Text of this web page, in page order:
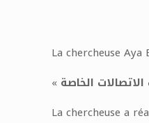
La chercheuse
«
La chercheuse a